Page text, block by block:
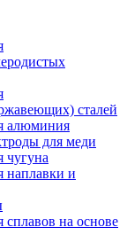
сталей
алюминия
для меди
чугуна
наплавки и
на основе